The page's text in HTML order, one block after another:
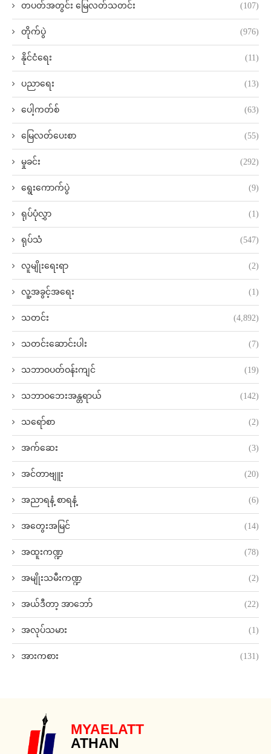
တပတ်အတွင်း မြေလတ်သတင်း (107)
တိုက်ပွဲ (976)
နိုင်ငံရေး (11)
ပညာရေး (13)
ပေါ့ကတ်စ် (63)
မြေလတ်ပေးစာ (55)
မှုခင်း (292)
ရွေးကောက်ပွဲ (9)
ရုပ်ပုံလွှာ (1)
ရုပ်သံ (547)
လူမျိုးရေးရာ (2)
လူ့အခွင့်အရေး (1)
သတင်း (4,892)
သတင်းဆောင်းပါး (7)
သဘာဝပတ်ဝန်းကျင် (19)
သဘာဝဘေးအန္တရာယ် (142)
သရော်စာ (2)
အက်ဆေး (3)
အင်တာဗျူး (20)
အညာရနံ့ စာရနံ့ (6)
အတွေးအမြင် (14)
အထူးကဏ္ဍ (78)
အမျိုးသမီးကဏ္ဍ (2)
အယ်ဒီတာ့ အာဘော် (22)
အလုပ်သမား (1)
အားကစား (131)
MYAELATT
ATHAN